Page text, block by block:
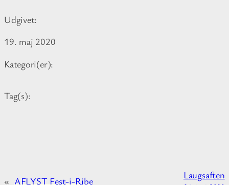
i
n
o
a
Udgivet:
19. maj 2020
Kategori(er):
Tag(s):
« AFLYST Fest-i-Ribe
Laugsaften